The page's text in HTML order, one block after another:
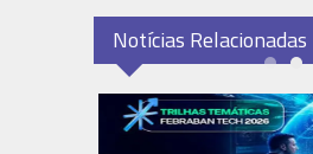
Notícias Relacionadas